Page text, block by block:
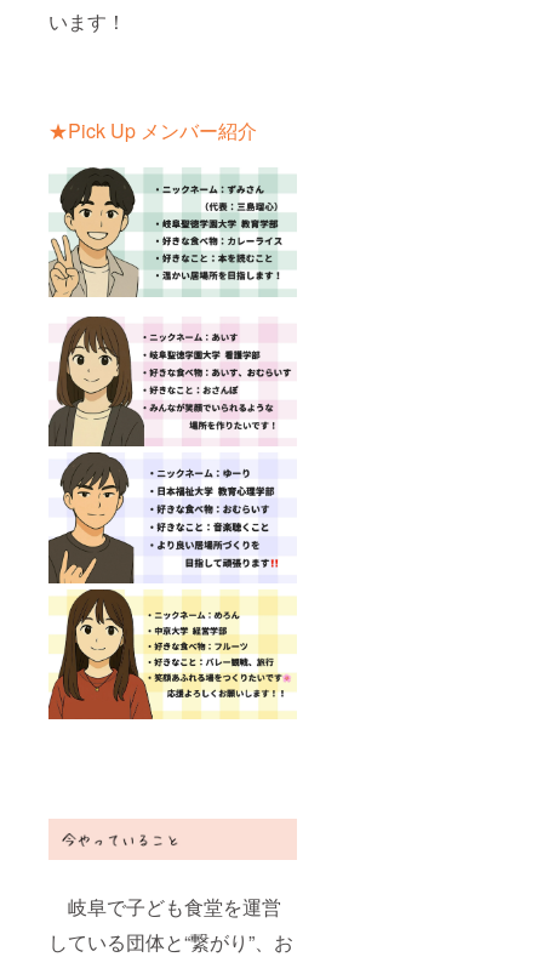
います！
★Pick Up メンバー紹介
岐阜で子ども食堂を運営
している団体と“繋がり”、お